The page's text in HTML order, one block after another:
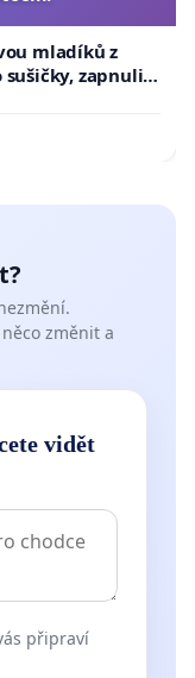
mladíků z
zapnuli ji
změnit a
vidět
připraví